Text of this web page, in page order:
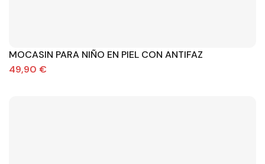
MOCASIN PARA NIÑO EN PIEL CON ANTIFAZ
49,90 €